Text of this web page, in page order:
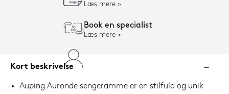
Læs mere
Book en specialist
Læs mere
Kort beskrivelse
Auping Auronde sengeramme er en stilfuld og unik